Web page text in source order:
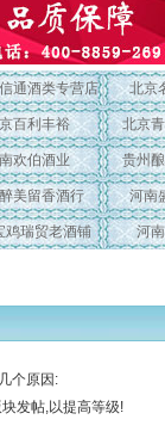
通酒类专营店 北京
百利丰裕 北京
欢伯酒业 贵州
美留香酒行 河南
鸡瑞贸老酒铺 河
个原因:
发帖,以提高等级!